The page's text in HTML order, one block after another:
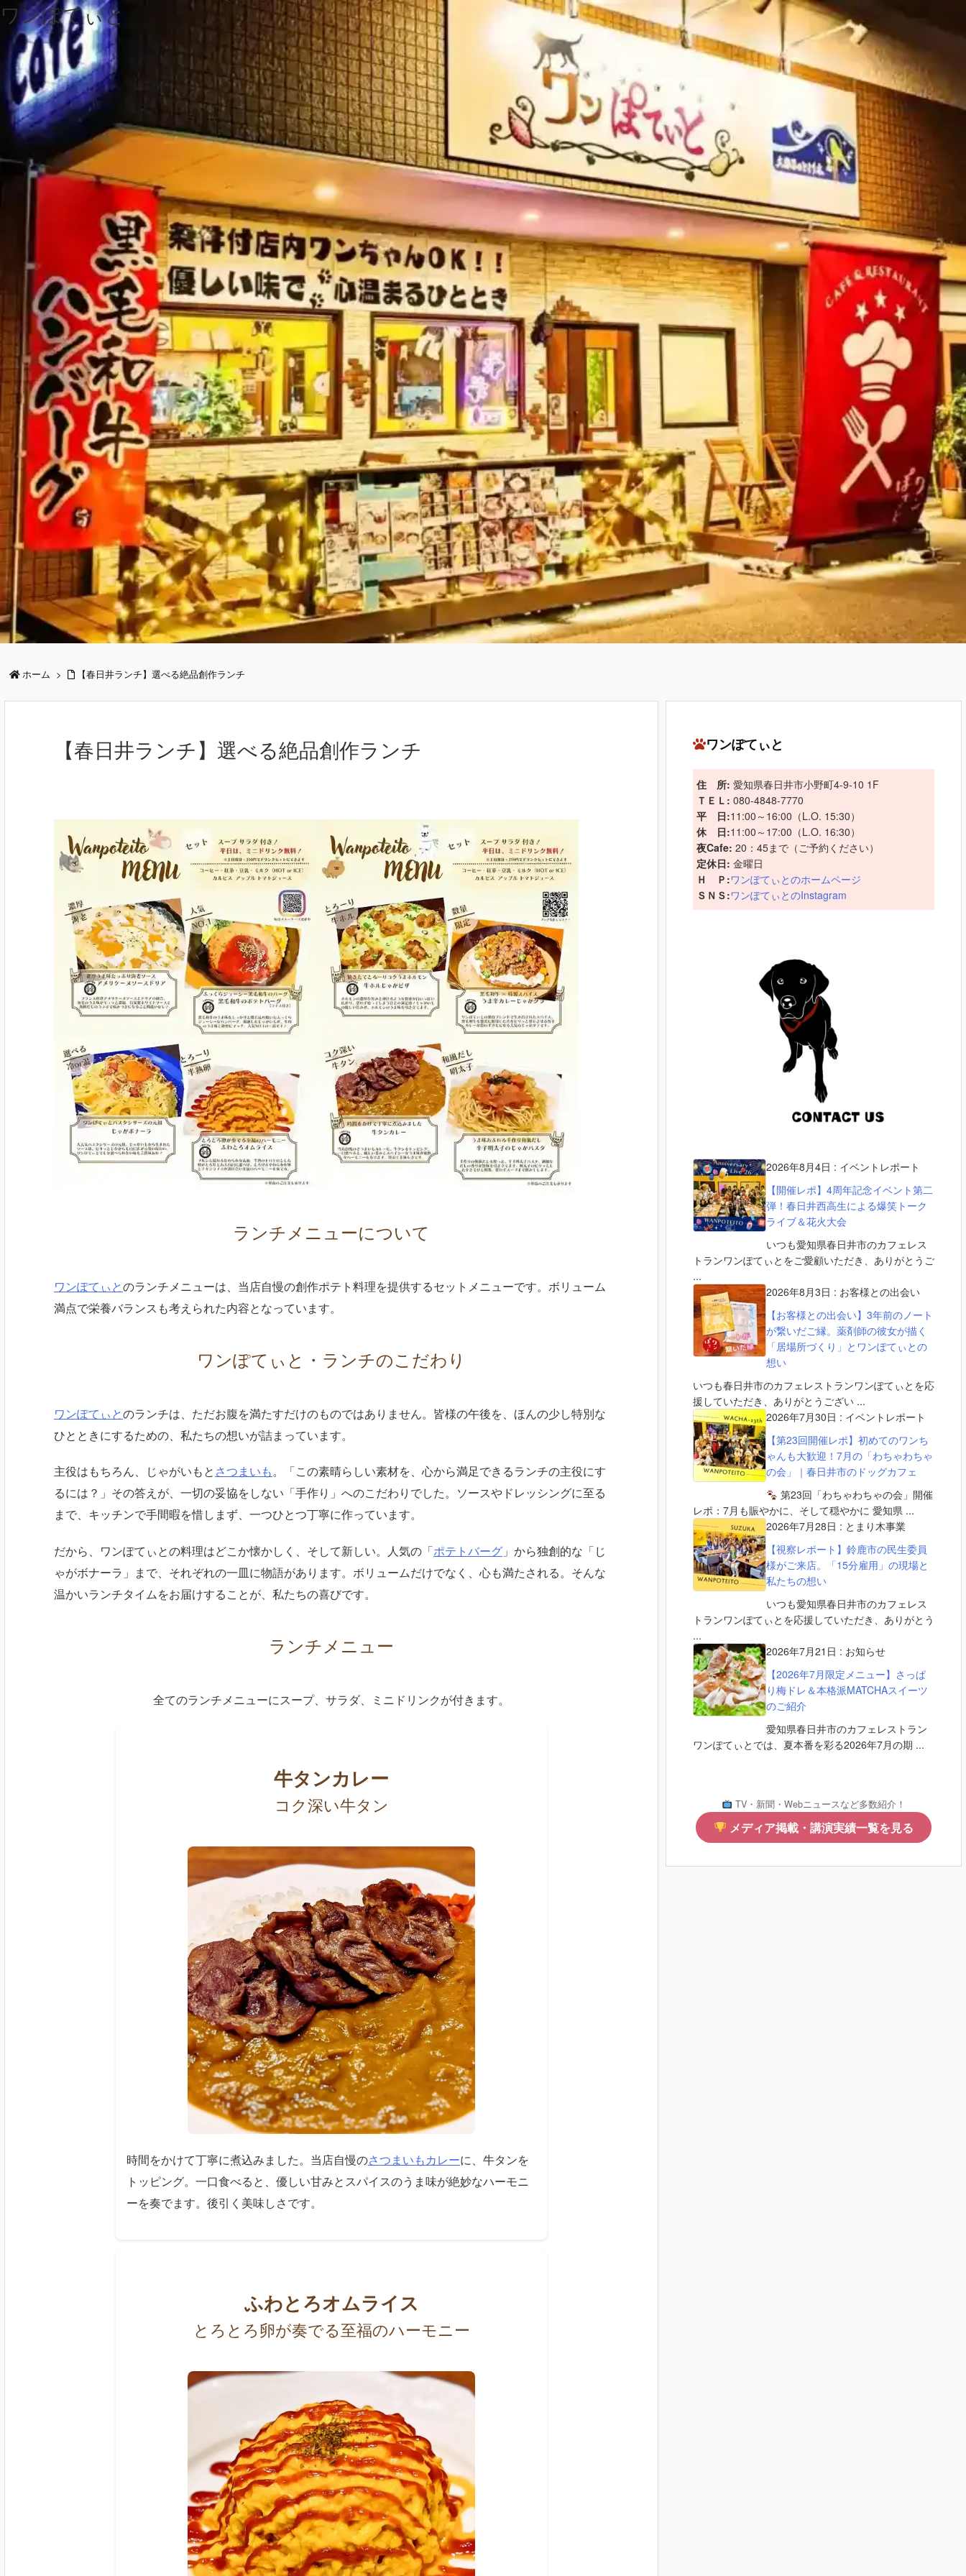
ワンぽてぃと
ホーム > 【春日井ランチ】選べる絶品創作ランチ
【春日井ランチ】選べる絶品創作ランチ
ランチメニューについて
ワンぽてぃとのランチメニューは、当店自慢の創作ポテト料理を提供するセットメニューです。ボリューム
満点で栄養バランスも考えられた内容となっています。
ワンぽてぃと・ランチのこだわり
ワンぽてぃとのランチは、ただお腹を満たすだけのものではありません。皆様の午後を、ほんの少し特別な
ひとときにするための、私たちの想いが詰まっています。
主役はもちろん、じゃがいもと さつまいも。「この素晴らしい素材を、心から満足できるランチの主役にす
るには？」その答えが、一切の妥協をしない「手作り」へのこだわりでした。ソースやドレッシングに至る
まで、キッチンで手間暇を惜しまず、一つひとつ丁寧に作っています。
だから、ワンぽてぃとの料理はどこか懐かしく、そして新しい。人気の「ポテトバーグ 」から独創的な「じ
ゃがボナーラ」まで、それぞれの一皿に物語があります。ボリュームだけでなく、心も満たされる。そんな
温かいランチタイムをお届けすることが、私たちの喜びです。
ランチメニュー
全てのランチメニューにスープ、サラダ、ミニドリンクが付きます。
牛タンカレー
コク深い牛タン
時間をかけて丁寧に煮込みました。当店自慢のさつまいもカレーに、牛タンを
トッピング。一口食べると、優しい甘みとスパイスのうま味が絶妙なハーモニ
ーを奏でます。後引く美味しさです。
ふわとろオムライス
とろとろ卵が奏でる至福のハーモニー
ワンぽてぃと
住 所: 愛知県春日井市小野町4-9-10 1F
ＴＥＬ: 080-4848-7770
平 日:11:00～16:00（L.O. 15:30）
休 日:11:00～17:00（L.O. 16:30）
夜Cafe: 20：45まで（ご予約ください）
定休日: 金曜日
Ｈ Ｐ:ワンぽてぃとのホームページ
ＳＮＳ:ワンぽてぃとのInstagram
2026年8月4日 : イベントレポート
【開催レポ】4周年記念イベント第二
弾！春日井西高生による爆笑トーク
ライブ＆花火大会
いつも愛知県春日井市のカフェレス
トランワンぽてぃとをご愛顧いただき、ありがとうご
...
2026年8月3日 : お客様との出会い
【お客様との出会い】3年前のノート
が繋いだご縁。薬剤師の彼女が描く
「居場所づくり」とワンぽてぃとの
想い
いつも春日井市のカフェレストランワンぽてぃとを応
援していただき、ありがとうござい ...
2026年7月30日 : イベントレポート
【第23回開催レポ】初めてのワンち
ゃんも大歓迎！7月の「わちゃわちゃ
の会」｜春日井市のドッグカフェ
第23回「わちゃわちゃの会」開催
レポ：7月も賑やかに、そして穏やかに 愛知県 ...
2026年7月28日 : とまり木事業
【視察レポート】鈴鹿市の民生委員
様がご来店。「15分雇用」の現場と
私たちの想い
いつも愛知県春日井市のカフェレス
トランワンぽてぃとを応援していただき、ありがとう
...
2026年7月21日 : お知らせ
【2026年7月限定メニュー】さっぱ
り梅ドレ＆本格派MATCHAスイーツ
のご紹介
愛知県春日井市のカフェレストラン
ワンぽてぃとでは、夏本番を彩る2026年7月の期 ...
TV・新聞・Webニュースなど多数紹介！
メディア掲載・講演実績一覧を見る